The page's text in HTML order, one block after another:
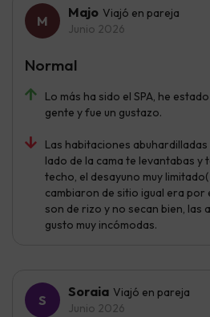
Majo Viajó en pareja
Junio 2026
Lo más ha sido el SPA, he
gente y fue un gustazo.
Las habitaciones
lado de la cama te levantabas y
techo, el desayuno muy
cambiaron de sitio igual era
son de rizo y no secan bien, las
gusto muy incómodas.
Normal
Soraia Viajó en pareja
Junio 2026